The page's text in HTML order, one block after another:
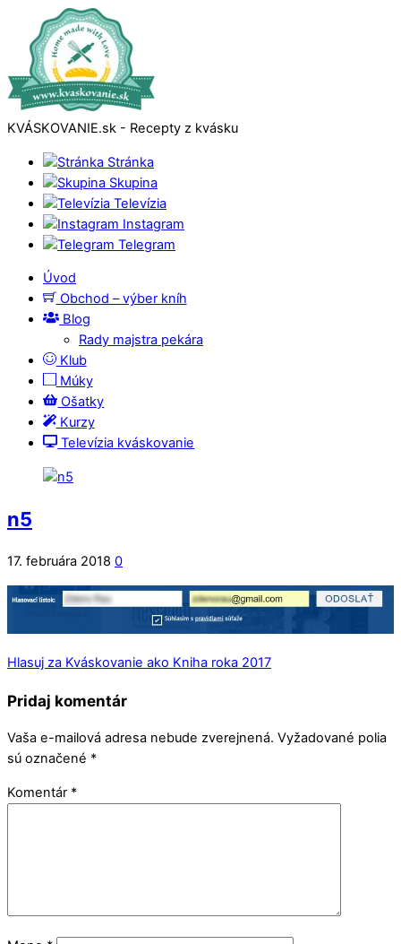
KVÁSKOVANIE.sk - Recepty z kvásku
Stránka
Skupina
Televízia
Instagram
Telegram
Úvod
Obchod – výber kníh
Blog
Rady majstra pekára
Klub
Múky
Ošatky
Kurzy
Televízia kváskovanie
n5
17. februára 2018 0
Hlasuj za Kváskovanie ako Kniha roka 2017
Pridaj komentár
Vaša e-mailová adresa nebude zverejnená. Vyžadované polia
sú označené *
Komentár *